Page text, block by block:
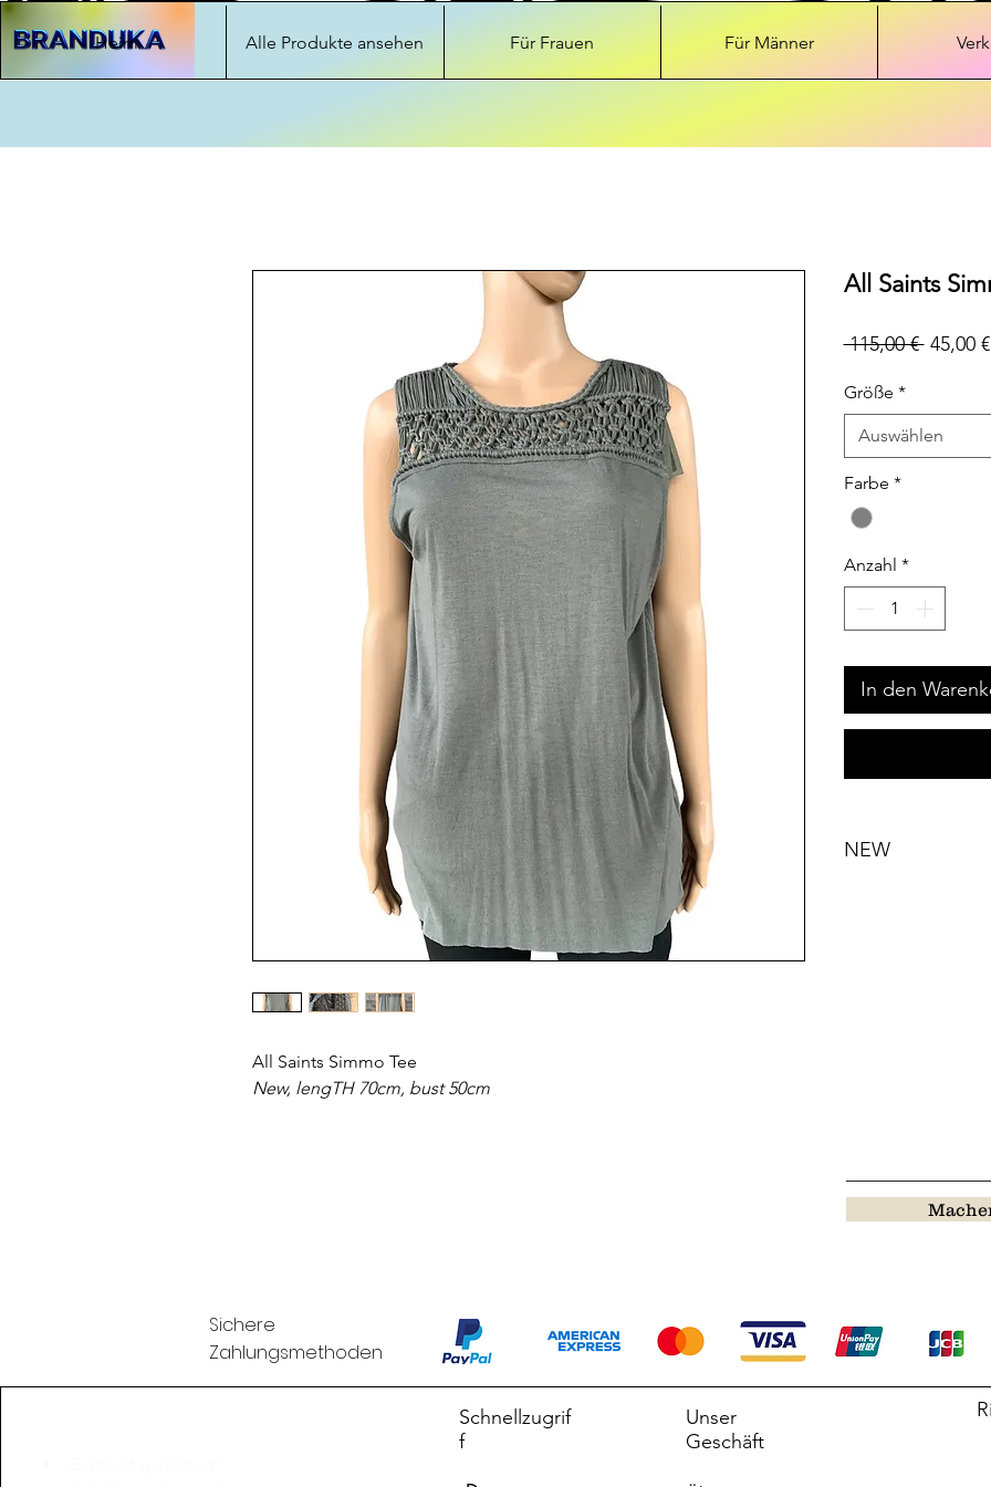
Heim Alle Produkte ansehen Für Frauen Für Männer
All Saints Simmo Tee
New, lengTH 70cm, bust 50cm
All Saints
115,00 € 45,00 €
Größe *
Auswählen
Farbe *
Anzahl *
In den
NEW
Sichere
Zahlungsmethoden
Schnellzugrif
f
Unser
Geschäft